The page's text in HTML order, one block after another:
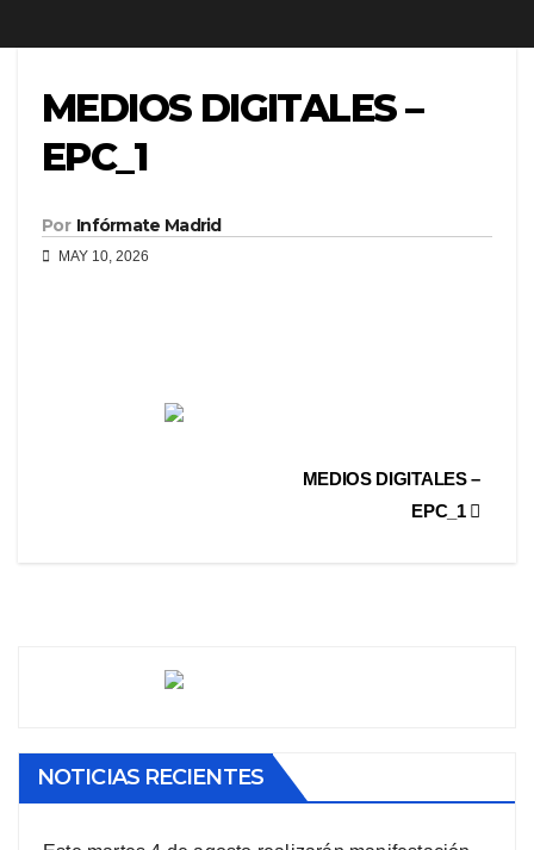
MEDIOS DIGITALES –
EPC_1
Por Infórmate Madrid
MAY 10, 2026
MEDIOS DIGITALES –
EPC_1
NOTICIAS RECIENTES